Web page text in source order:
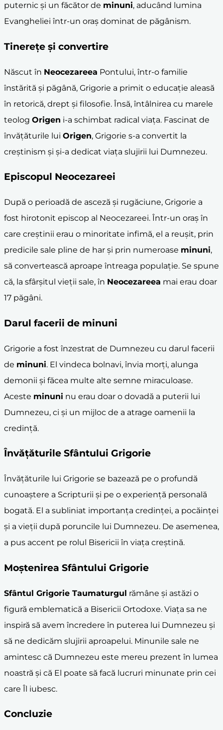
puternic și un făcător de minuni, aducând lumina
Evangheliei într-un oraș dominat de păgânism.
Tinerețe și convertire
Născut în Neocezareea Pontului, într-o familie
înstărită și păgână, Grigorie a primit o educație aleasă
în retorică, drept și filosofie. Însă, întâlnirea cu marele
teolog Origen i-a schimbat radical viața. Fascinat de
învățăturile lui Origen, Grigorie s-a convertit la
creștinism și și-a dedicat viața slujirii lui Dumnezeu.
Episcopul Neocezareei
După o perioadă de asceză și rugăciune, Grigorie a
fost hirotonit episcop al Neocezareei. Într-un oraș în
care creștinii erau o minoritate infimă, el a reușit, prin
predicile sale pline de har și prin numeroase minuni,
să convertească aproape întreaga populație. Se spune
că, la sfârșitul vieții sale, în Neocezareea mai erau doar
17 păgâni.
Darul facerii de minuni
Grigorie a fost înzestrat de Dumnezeu cu darul facerii
de minuni. El vindeca bolnavi, învia morți, alunga
demonii și făcea multe alte semne miraculoase.
Aceste minuni nu erau doar o dovadă a puterii lui
Dumnezeu, ci și un mijloc de a atrage oamenii la
credință.
Învățăturile Sfântului Grigorie
Învățăturile lui Grigorie se bazează pe o profundă
cunoaștere a Scripturii și pe o experiență personală
bogată. El a subliniat importanța credinței, a pocăinței
și a vieții după poruncile lui Dumnezeu. De asemenea,
a pus accent pe rolul Bisericii în viața creștină.
Moștenirea Sfântului Grigorie
Sfântul Grigorie Taumaturgul rămâne și astăzi o
figură emblematică a Bisericii Ortodoxe. Viața sa ne
inspiră să avem încredere în puterea lui Dumnezeu și
să ne dedicăm slujirii aproapelui. Minunile sale ne
amintesc că Dumnezeu este mereu prezent în lumea
noastră și că El poate să facă lucruri minunate prin cei
care Îl iubesc.
Concluzie